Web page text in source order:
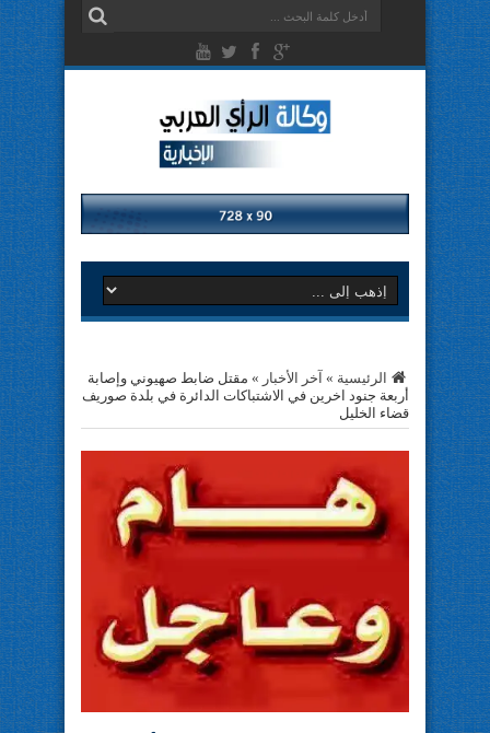
الرئيسية » آخر الأخبار » مقتل ضابط صهيوني وإصابة
أربعة جنود اخرين في الاشتباكات الدائرة في بلدة صوريف
قضاء الخليل